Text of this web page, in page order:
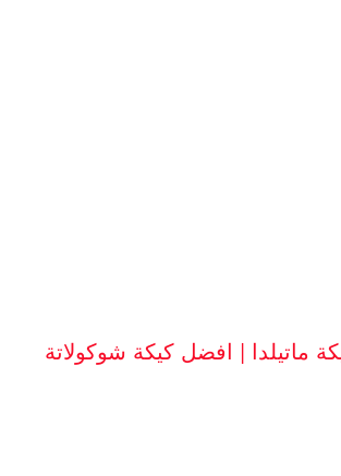
ماتيلدا | افضل كيكة شوكولاتة